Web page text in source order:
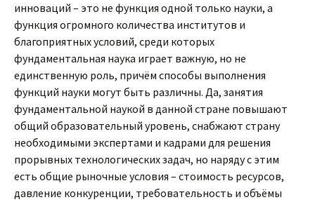
инноваций – это не функция одной только науки, а
функция огромного количества институтов и
благоприятных условий, среди которых
фундаментальная наука играет важную, но не
единственную роль, причём способы выполнения
функций науки могут быть различны. Да, занятия
фундаментальной наукой в данной стране повышают
общий образовательный уровень, снабжают страну
необходимыми экспертами и кадрами для решения
прорывных технологических задач, но наряду с этим
есть общие рыночные условия – стоимость ресурсов,
давление конкуренции, требовательность и объёмы